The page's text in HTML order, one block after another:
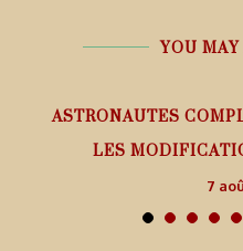
YOU
ASTRONAUTES
LES
7